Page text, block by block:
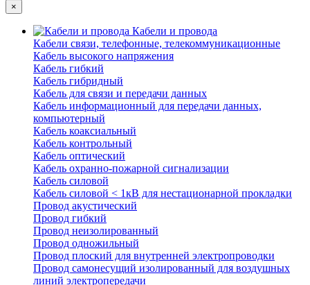
×
Кабели и провода
Кабели связи, телефонные, телекоммуникационные
Кабель высокого напряжения
Кабель гибкий
Кабель гибридный
Кабель для связи и передачи данных
Кабель информационный для передачи данных,
компьютерный
Кабель коаксиальный
Кабель контрольный
Кабель оптический
Кабель охранно-пожарной сигнализации
Кабель силовой
Кабель силовой < 1кВ для нестационарной прокладки
Провод акустический
Провод гибкий
Провод неизолированный
Провод одножильный
Провод плоский для внутренней электропроводки
Провод самонесущий изолированный для воздушных
линий электропередачи